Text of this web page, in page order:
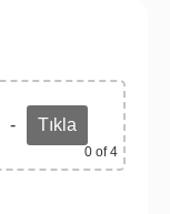
- Tıkla
0 of 4